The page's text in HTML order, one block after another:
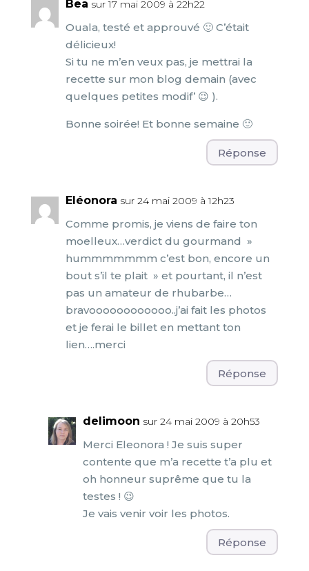
Bea sur 17 mai 2009 à 22h22
Ouala, testé et approuvé 🙂 C’était
délicieux!
Si tu ne m’en veux pas, je mettrai la
recette sur mon blog demain (avec
quelques petites modif’ 😉 ).
Bonne soirée! Et bonne semaine 🙂
Réponse
Eléonora sur 24 mai 2009 à 12h23
Comme promis, je viens de faire ton
moelleux…verdict du gourmand »
hummmmmmm c’est bon, encore un
bout s’il te plait » et pourtant, il n’est
pas un amateur de rhubarbe…
bravoooooooooooo..j’ai fait les photos
et je ferai le billet en mettant ton
lien….merci
Réponse
delimoon sur 24 mai 2009 à 20h53
Merci Eleonora ! Je suis super
contente que m’a recette t’a plu et
oh honneur suprême que tu la
testes ! 😉
Je vais venir voir les photos.
Réponse